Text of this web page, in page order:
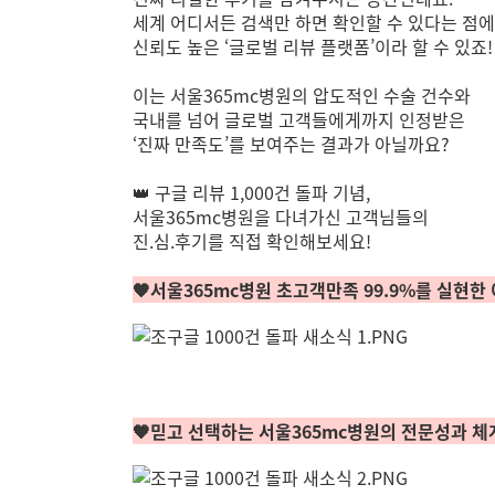
세계 어디서든 검색만 하면 확인할 수 있다는 점
신뢰도 높은 ‘글로벌 리뷰 플랫폼’이라 할 수 있죠!
이는 서울365mc병원의 압도적인 수술 건수와
국내를 넘어 글로벌 고객들에게까지 인정받은
‘진짜 만족도’를 보여주는 결과가 아닐까요?
👑 구글 리뷰 1,000건 돌파 기념,
서울365mc병원을 다녀가신 고객님들의
진.심.후기를 직접 확인해보세요!
🧡서울365mc병원 초고객만족 99.9%를 실현한
🧡믿고 선택하는 서울365mc병원의 전문성과 체